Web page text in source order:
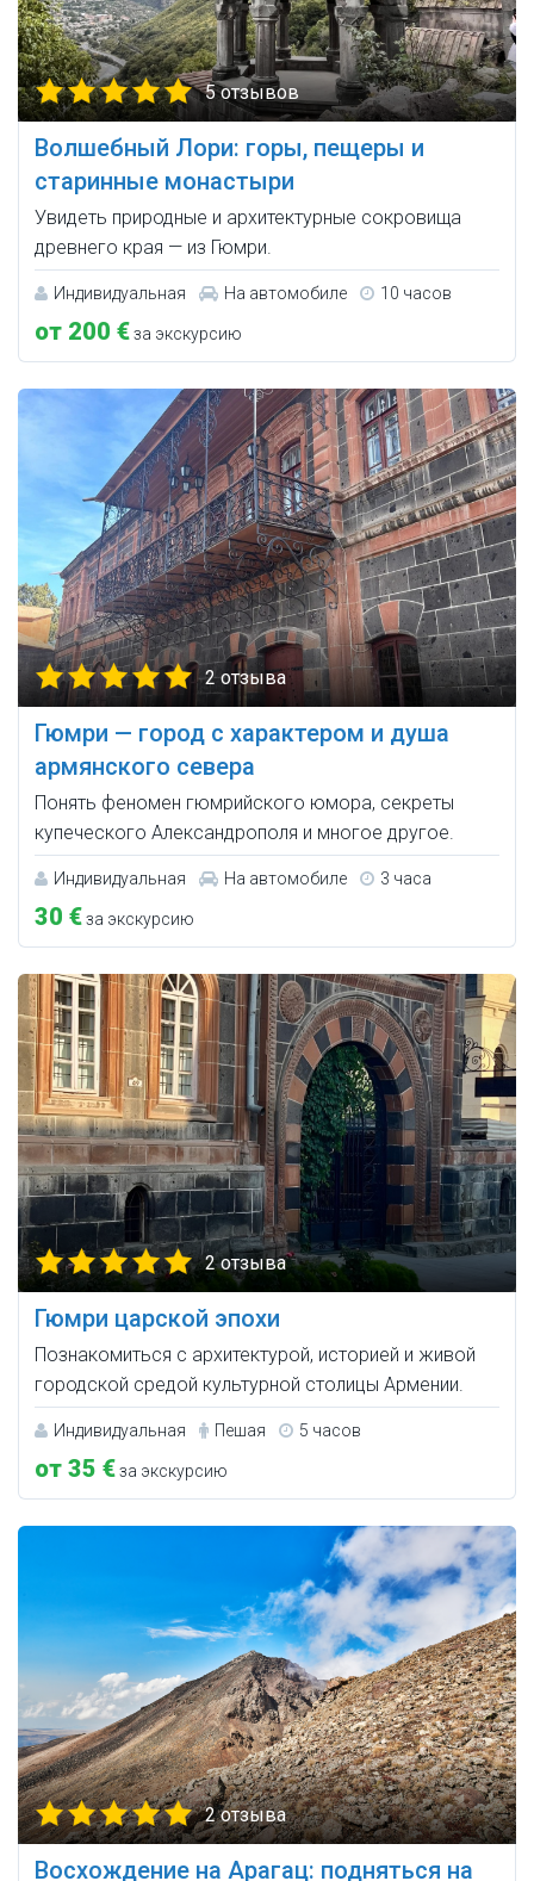
5 отзывов
Волшебный Лори: горы, пещеры и
старинные монастыри
Увидеть природные и архитектурные сокровища
древнего края — из Гюмри.
Индивидуальная На автомобиле 10 часов
от 200 €за экскурсию
2 отзыва
Гюмри — город с характером и душа
армянского севера
Понять феномен гюмрийского юмора, секреты
купеческого Александрополя и многое другое.
Индивидуальная На автомобиле 3 часа
30 €за экскурсию
2 отзыва
Гюмри царской эпохи
Познакомиться с архитектурой, историей и живой
городской средой культурной столицы Армении.
Индивидуальная Пешая 5 часов
от 35 €за экскурсию
2 отзыва
Восхождение на Арагац: подняться на